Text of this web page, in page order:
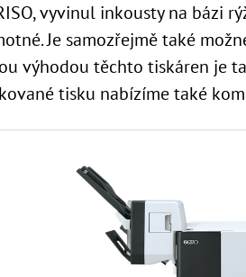
vyvinul inkousty na bázi
Je samozřejmě také
výhodou těchto tiskáren je
tisku nabízíme také